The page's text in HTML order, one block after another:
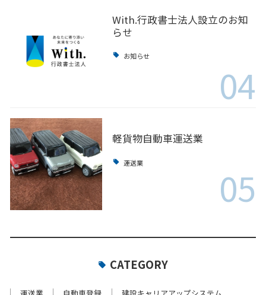
With.行政書士法人設立のお知
らせ
お知らせ
04
軽貨物自動車運送業
運送業
05
CATEGORY
運送業 自動車登録 建設キャリアアップシステム